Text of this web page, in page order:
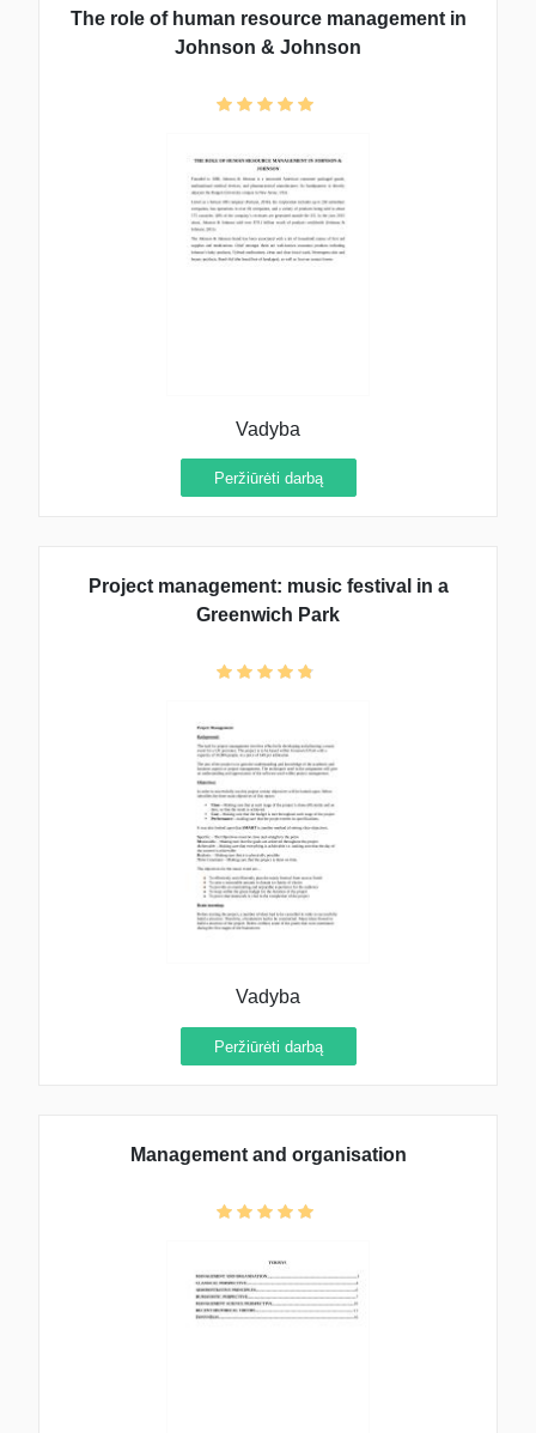
The role of human resource management in
Johnson & Johnson
Vadyba
Peržiūrėti darbą
Project management: music festival in a
Greenwich Park
Vadyba
Peržiūrėti darbą
Management and organisation